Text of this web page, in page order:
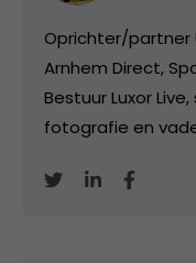
Oprichter/partner
Arnhem Direct,
Bestuur Luxor
fotografie en